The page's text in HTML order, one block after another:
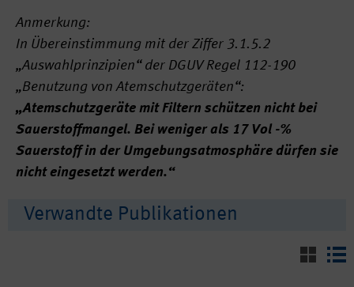
Anmerkung:
In Übereinstimmung mit der Ziffer 3.1.5.2
„Auswahlprinzipien“ der DGUV Regel 112-190
„Benutzung von Atemschutzgeräten“:
„Atemschutzgeräte mit Filtern schützen nicht bei
Sauerstoffmangel. Bei weniger als 17 Vol -%
Sauerstoff in der Umgebungsatmosphäre dürfen sie
nicht eingesetzt werden.“
Verwandte Publikationen